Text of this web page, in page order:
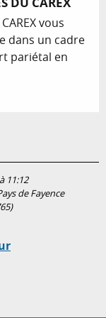
vous
dans un cadre
pariétal en
11:12
de Fayence
)